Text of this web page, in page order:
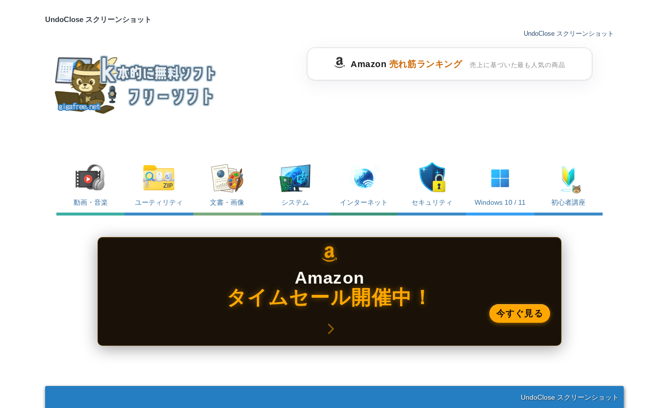
UndoClose スクリーンショット
UndoClose スクリーンショット
Amazon 売れ筋ランキング 売上に基づいた最も人気の商品
動画・音楽 ユーティリティ 文書・画像 システム インターネット セキュリティ Windows 10 / 11 初心者講座
Amazon
タイムセール開催中！
今すぐ見る
UndoClose スクリーンショット